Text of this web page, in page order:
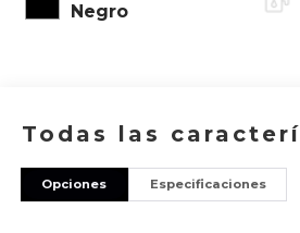
Negro
Todas las
Opciones Especificaciones